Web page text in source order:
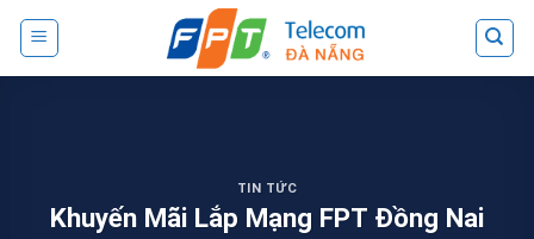
Skip
content
TIN TỨC
Khuyến Mãi Lắp Mạng FPT Đồng Nai